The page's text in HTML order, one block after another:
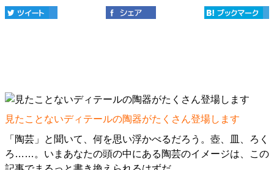
見たことないディテールの陶器がたくさん登場します
「陶芸」と聞いて、何を思い浮かべるだろう。壺、皿、ろく
ろ……。いまあなたの頭の中にある陶芸のイメージは、この